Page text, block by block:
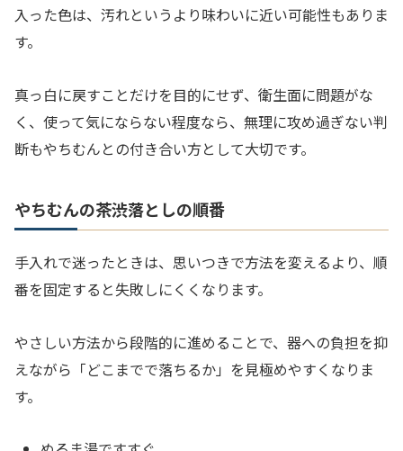
入った色は、汚れというより味わいに近い可能性もありま
す。
真っ白に戻すことだけを目的にせず、衛生面に問題がな
く、使って気にならない程度なら、無理に攻め過ぎない判
断もやちむんとの付き合い方として大切です。
やちむんの茶渋落としの順番
手入れで迷ったときは、思いつきで方法を変えるより、順
番を固定すると失敗しにくくなります。
やさしい方法から段階的に進めることで、器への負担を抑
えながら「どこまでで落ちるか」を見極めやすくなりま
す。